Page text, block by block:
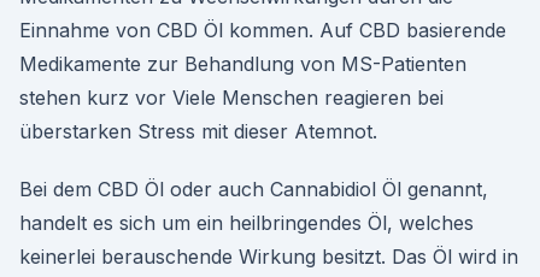
Einnahme von CBD Öl kommen. Auf CBD basierende
Medikamente zur Behandlung von MS-Patienten
stehen kurz vor Viele Menschen reagieren bei
überstarken Stress mit dieser Atemnot.
Bei dem CBD Öl oder auch Cannabidiol Öl genannt,
handelt es sich um ein heilbringendes Öl, welches
keinerlei berauschende Wirkung besitzt. Das Öl wird in